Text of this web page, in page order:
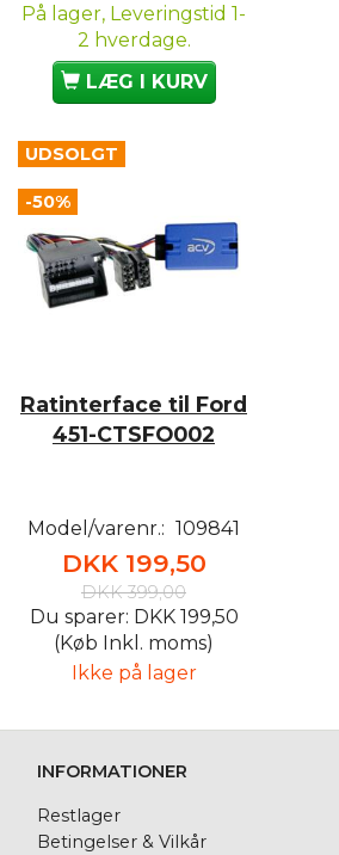
På lager, Leveringstid 1-
2 hverdage.
LÆG I KURV
UDSOLGT
-50%
Ratinterface til Ford
451-CTSFO002
Model/varenr.: 109841
DKK 199,50
DKK 399,00
Du sparer: DKK 199,50
(Køb Inkl. moms)
Ikke på lager
INFORMATIONER
Restlager
Betingelser & Vilkår